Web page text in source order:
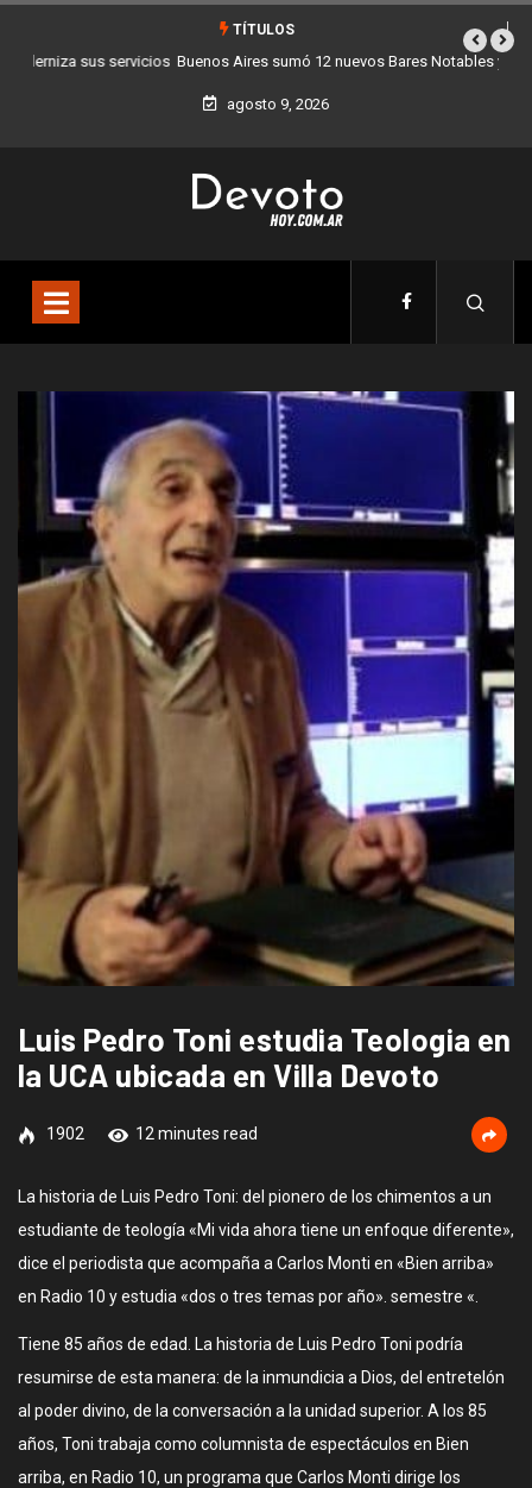
TÍTULOS
Buenos Aires sumó 12 nuevos Bares Notables y ya son 90 en toda la
Ciudad
agosto 9, 2026
Luis Pedro Toni estudia Teologia en
la UCA ubicada en Villa Devoto
1902 12 minutes read
La historia de Luis Pedro Toni: del pionero de los chimentos a un
estudiante de teología «Mi vida ahora tiene un enfoque diferente»,
dice el periodista que acompaña a Carlos Monti en «Bien arriba»
en Radio 10 y estudia «dos o tres temas por año». semestre «.
Tiene 85 años de edad. La historia de Luis Pedro Toni podría
resumirse de esta manera: de la inmundicia a Dios, del entretelón
al poder divino, de la conversación a la unidad superior. A los 85
años, Toni trabaja como columnista de espectáculos en Bien
arriba, en Radio 10, un programa que Carlos Monti dirige los